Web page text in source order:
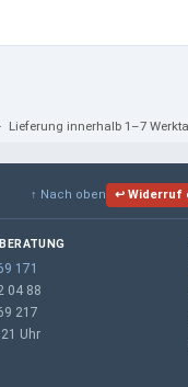
· Lieferung innerhalb 1–7
↑ Nach oben ↩ Widerruf
171
04 88
217
Uhr